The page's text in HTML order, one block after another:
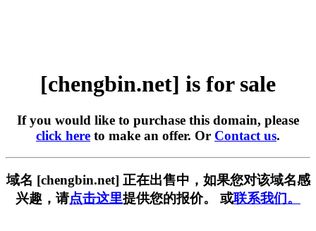
[chengbin.net] is for sale
If you would like to purchase this domain, please
click here to make an offer. Or Contact us.
域名 [chengbin.net] 正在出售中，如果您对该域名感
兴趣，请点击这里提供您的报价。 或联系我们。